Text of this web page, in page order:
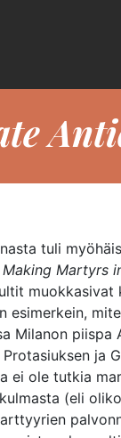
tuli
Making Martyrs
muokkasivat
esimerkein,
Milanon
ja
ei ole tutkia
(eli